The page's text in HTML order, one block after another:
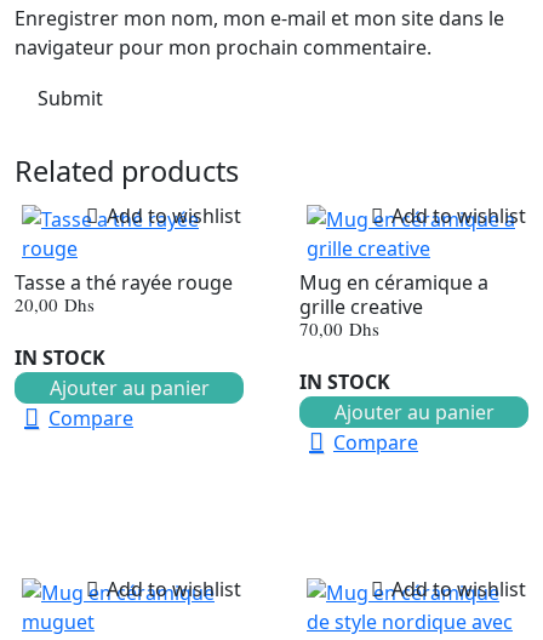
Enregistrer mon nom, mon e-mail et mon site dans le
navigateur pour mon prochain commentaire.
Related products
Add to wishlist
Tasse a thé rayée rouge
20,00 Dhs
IN STOCK
Ajouter au panier
Compare
Add to wishlist
Mug en céramique a
grille creative
70,00 Dhs
IN STOCK
Ajouter au panier
Compare
Add to wishlist Add to wishlist